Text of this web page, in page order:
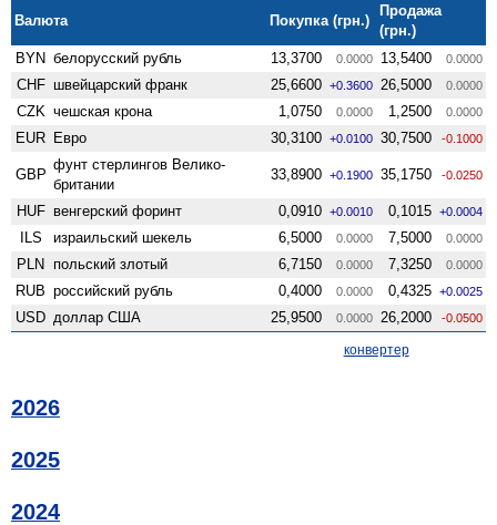
Валюта Покупка (грн.)
Продажа
(грн.)
BYN белорусский рубль 13,3700 0.0000 13,5400 0.0000
CHF швейцарский франк 25,6600 +0.3600 26,5000 0.0000
CZK чешская крона 1,0750 0.0000 1,2500 0.0000
EUR Евро 30,3100 +0.0100 30,7500 -0.1000
GBP
фунт стерлингов Велико­
британии
33,8900 +0.1900 35,1750 -0.0250
HUF венгерский форинт 0,0910 +0.0010 0,1015 +0.0004
ILS израильский шекель 6,5000 0.0000 7,5000 0.0000
PLN польский злотый 6,7150 0.0000 7,3250 0.0000
RUB российский рубль 0,4000 0.0000 0,4325 +0.0025
USD доллар США 25,9500 0.0000 26,2000 -0.0500
конвертер
2026
2025
2024